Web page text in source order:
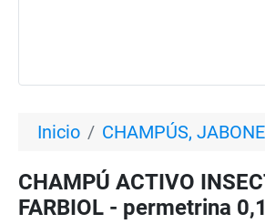
Inicio CHAMPÚS,
CHAMPÚ ACTIVO
FARBIOL - permetrina